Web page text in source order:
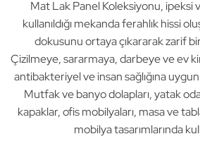
Mat Lak Panel Koleksiyonu, ipeksi
kullanıldığı mekanda ferahlık hissi
dokusunu ortaya çıkararak zarif
Çizilmeye, sararmaya, darbeye ve ev
antibakteriyel ve insan sağlığına
Mutfak ve banyo dolapları, yatak
kapaklar, ofis mobilyaları, masa ve
mobilya tasarımlarında